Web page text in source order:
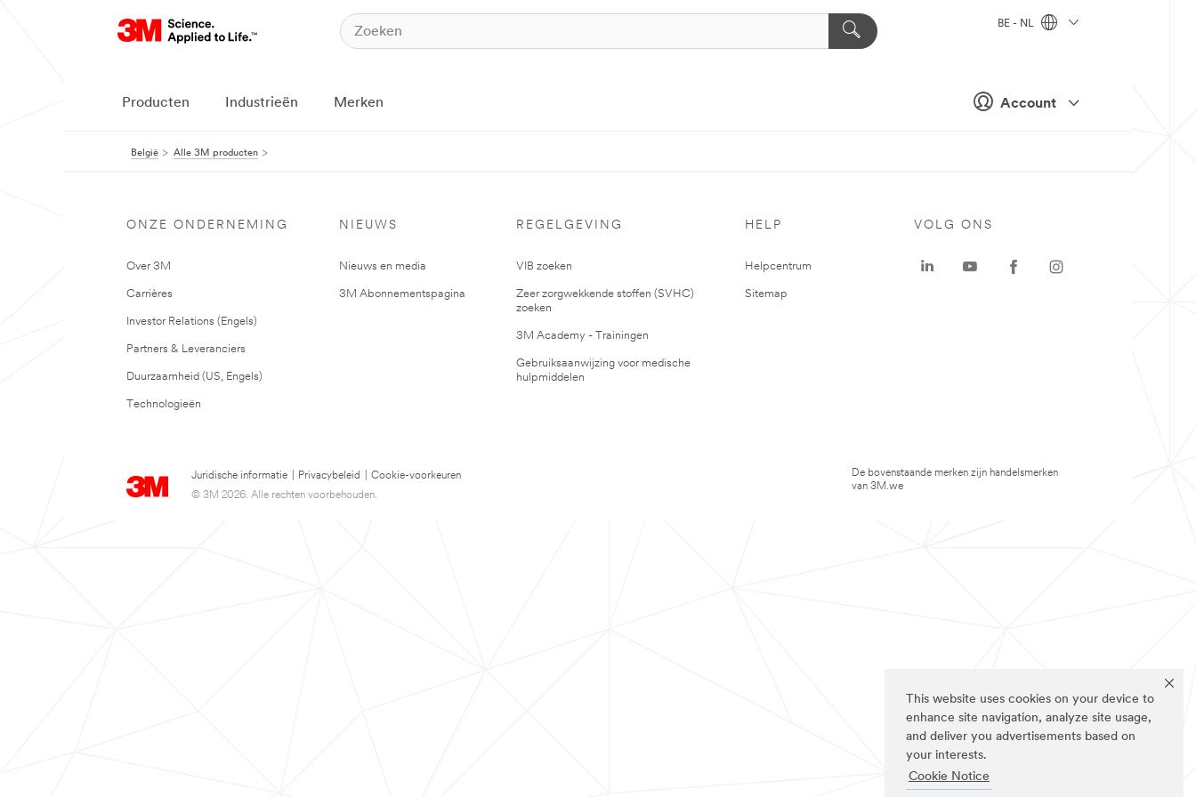
This website uses cookies on your device to
enhance site navigation, analyze site usage,
and deliver you advertisements based on
your interests.
Cookie Notice
Account
BE - NL
Producten Industrieën Merken
België Alle 3M producten
ONZE ONDERNEMING
Over 3M
Carrières
Investor Relations (Engels)
Partners & Leveranciers
Duurzaamheid (US, Engels)
Technologieën
NIEUWS
Nieuws en media
3M Abonnementspagina
REGELGEVING
VIB zoeken
Zeer zorgwekkende stoffen (SVHC)
zoeken
3M Academy - Trainingen
Gebruiksaanwijzing voor medische
hulpmiddelen
HELP
Helpcentrum
Sitemap
Juridische informatie Privacybeleid
Cookie-voorkeuren
© 3M 2026. Alle rechten voorbehouden.
VOLG ONS
De bovenstaande merken zijn handelsmerken
van 3M.we